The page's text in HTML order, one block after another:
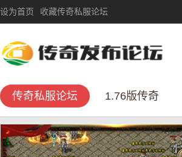
设为首页 收藏传奇私服论坛
传奇私服论坛 1.76版传奇